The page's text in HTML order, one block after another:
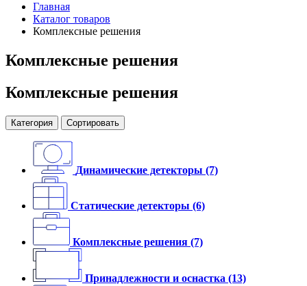
Главная
Каталог товаров
Комплексные решения
Комплексные решения
Комплексные решения
Категория Сортировать
Динамические детекторы (7)
Статические детекторы (6)
Комплексные решения (7)
Принадлежности и оснастка (13)